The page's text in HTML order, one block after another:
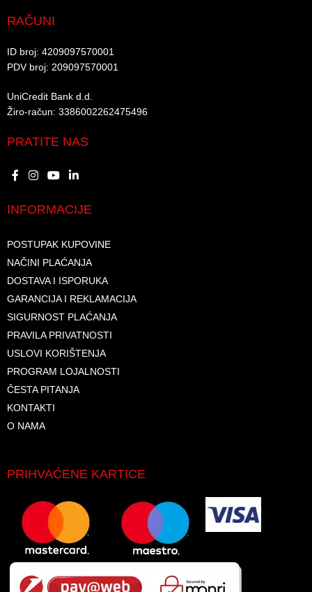
RAČUNI
ID broj: 4209097570001​
PDV broj: 209097570001 ​
UniCredit Bank d.d.​
Žiro-račun: 3386002262475496​​
PRATITE NAS
INFORMACIJE
POSTUPAK KUPOVINE
NAČINI PLAĆANJA
DOSTAVA I ISPORUKA
GARANCIJA I REKLAMACIJA
SIGURNOST PLAĆANJA
PRAVILA PRIVATNOSTI
USLOVI KORIŠTENJA
PROGRAM LOJALNOSTI
ČESTA PITANJA
KONTAKTI
O NAMA
PRIHVAĆENE KARTICE